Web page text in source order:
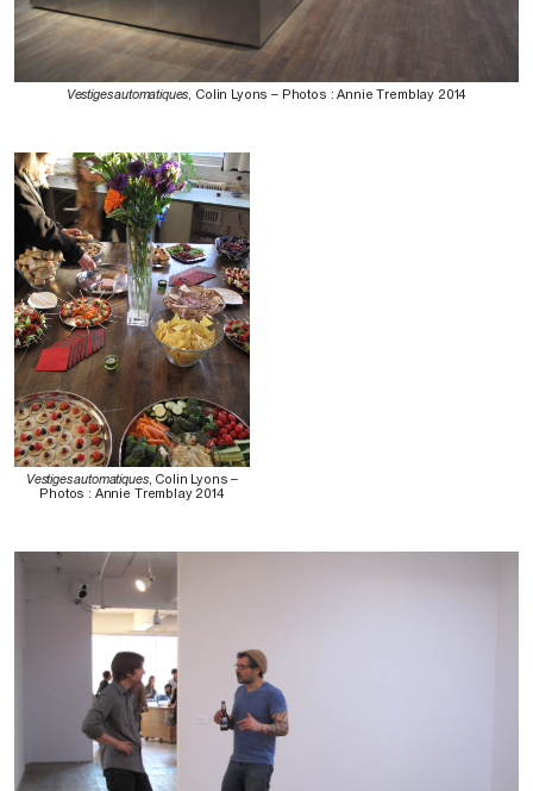
Vestiges automatiques , Colin Lyons – Photos : Annie Tremblay 2014
Vestiges automatiques, Colin Lyons –
Photos : Annie Tremblay 2014